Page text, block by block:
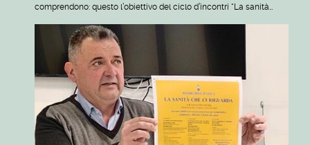
comprendono: questo l’obiettivo del ciclo d’incontri “La sanità…